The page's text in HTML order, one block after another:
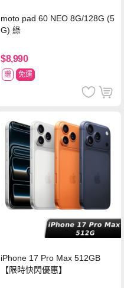
moto pad 60 NEO 8G/128G (5
G) 綠
$8,990
贈 免運
iPhone 17 Pro Max 512GB
【限時快閃優惠】